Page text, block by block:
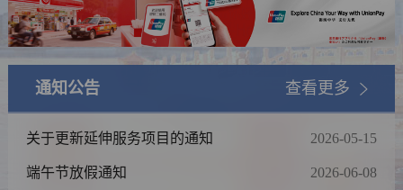
通知公告 查看更多
关于更新延伸服务项目的通知 2026-05-15
端午节放假通知 2026-06-08